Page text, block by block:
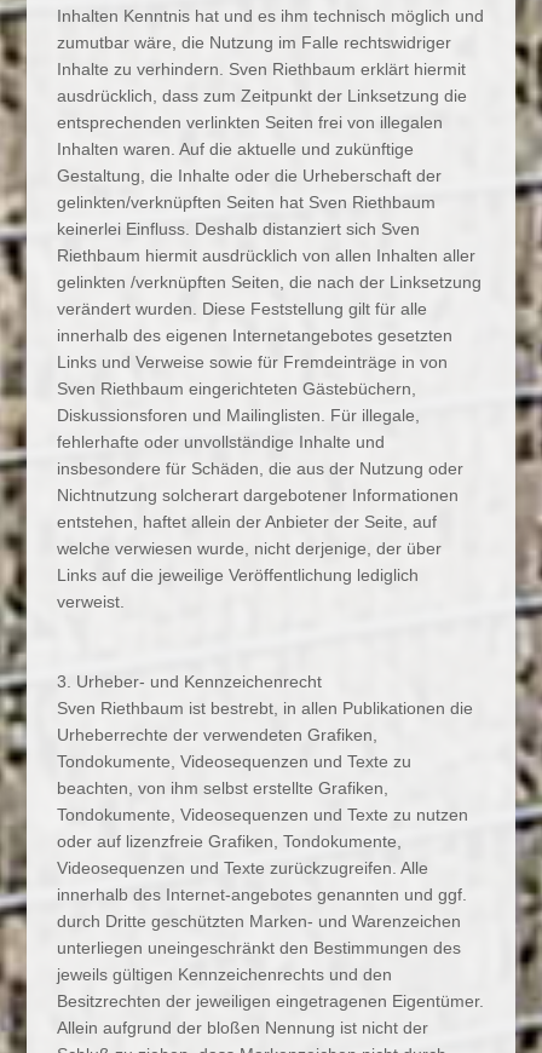
Inhalten Kenntnis hat und es ihm technisch möglich und
zumutbar wäre, die Nutzung im Falle rechtswidriger
Inhalte zu verhindern. Sven Riethbaum erklärt hiermit
ausdrücklich, dass zum Zeitpunkt der Linksetzung die
entsprechenden verlinkten Seiten frei von illegalen
Inhalten waren. Auf die aktuelle und zukünftige
Gestaltung, die Inhalte oder die Urheberschaft der
gelinkten/verknüpften Seiten hat Sven Riethbaum
keinerlei Einfluss. Deshalb distanziert sich Sven
Riethbaum hiermit ausdrücklich von allen Inhalten aller
gelinkten /verknüpften Seiten, die nach der Linksetzung
verändert wurden. Diese Feststellung gilt für alle
innerhalb des eigenen Internetangebotes gesetzten
Links und Verweise sowie für Fremdeinträge in von
Sven Riethbaum eingerichteten Gästebüchern,
Diskussionsforen und Mailinglisten. Für illegale,
fehlerhafte oder unvollständige Inhalte und
insbesondere für Schäden, die aus der Nutzung oder
Nichtnutzung solcherart dargebotener Informationen
entstehen, haftet allein der Anbieter der Seite, auf
welche verwiesen wurde, nicht derjenige, der über
Links auf die jeweilige Veröffentlichung lediglich
verweist.
3. Urheber- und Kennzeichenrecht
Sven Riethbaum ist bestrebt, in allen Publikationen die
Urheberrechte der verwendeten Grafiken,
Tondokumente, Videosequenzen und Texte zu
beachten, von ihm selbst erstellte Grafiken,
Tondokumente, Videosequenzen und Texte zu nutzen
oder auf lizenzfreie Grafiken, Tondokumente,
Videosequenzen und Texte zurückzugreifen. Alle
innerhalb des Internet-angebotes genannten und ggf.
durch Dritte geschützten Marken- und Warenzeichen
unterliegen uneingeschränkt den Bestimmungen des
jeweils gültigen Kennzeichenrechts und den
Besitzrechten der jeweiligen eingetragenen Eigentümer.
Allein aufgrund der bloßen Nennung ist nicht der